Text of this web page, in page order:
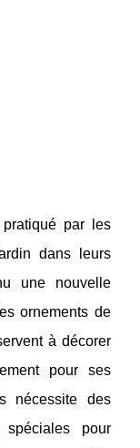
par les
dans leurs
une nouvelle
ornements de
à décorer
pour ses
nécessite des
pour